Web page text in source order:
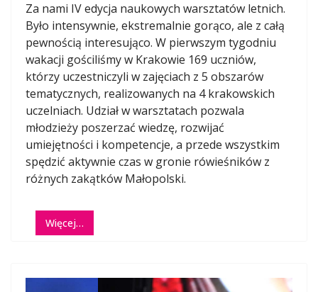
Za nami IV edycja naukowych warsztatów letnich.
Było intensywnie, ekstremalnie gorąco, ale z całą
pewnością interesująco. W pierwszym tygodniu
wakacji gościliśmy w Krakowie 169 uczniów,
którzy uczestniczyli w zajęciach z 5 obszarów
tematycznych, realizowanych na 4 krakowskich
uczelniach. Udział w warsztatach pozwala
młodzieży poszerzać wiedzę, rozwijać
umiejętności i kompetencje, a przede wszystkim
spędzić aktywnie czas w gronie rówieśników z
różnych zakątków Małopolski.
Więcej…